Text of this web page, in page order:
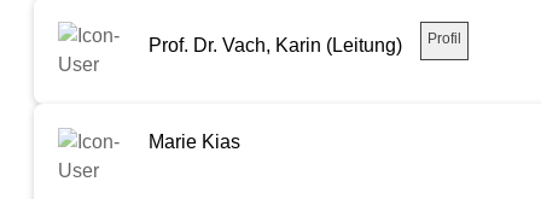
Prof. Dr. Vach, Karin (Leitung) Profil
Marie Kias